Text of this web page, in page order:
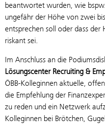
beantwortet wurden, wie
ungefähr der Höhe von zwei
entsprechen soll oder dass
riskant sei.
Im Anschluss an die
Lösungscenter Recruiting &
ÖBB-Kolleginnen aktuelle,
die Empfehlung der
zu reden und ein Netzwerk
Kolleginnen bei Brötchen,